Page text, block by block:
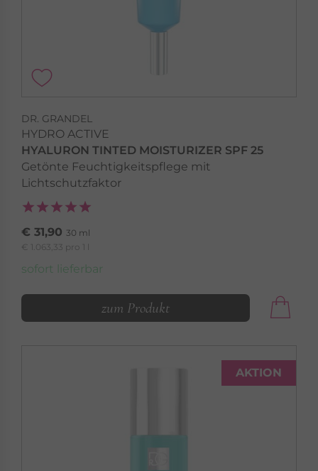
DR. GRANDEL
HYDRO ACTIVE
HYALURON TINTED MOISTURIZER SPF 25
Getönte Feuchtigkeitspflege mit
Lichtschutzfaktor
€ 31,90 30 ml
€ 1.063,33 pro 1 l
sofort lieferbar
zum Produkt
AKTION